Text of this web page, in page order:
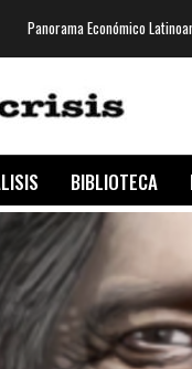
Panorama Económico
BIBLIOTECA